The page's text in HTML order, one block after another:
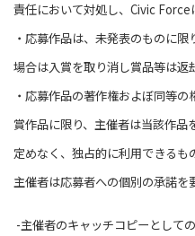
責任において対処し、Civic Force
・応募作品は、未発表のものに
場合は入賞を取り消し賞品等は返
・応募作品の著作権およぼ同等
賞作品に限り、 主催者は当該作品
定めなく、独占的に利用できるも
主催者は応募者への個別の承諾を
-主催者のキャッチコピーとして